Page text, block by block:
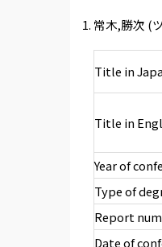
常木,勝次 (
Title in
Title in
Year of
Type of
Report
Date of